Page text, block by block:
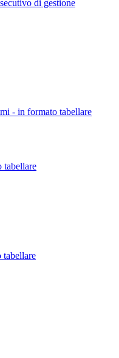
di gestione
- in formato tabellare
tabellare